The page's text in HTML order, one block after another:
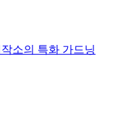
소의 특화 가드닝